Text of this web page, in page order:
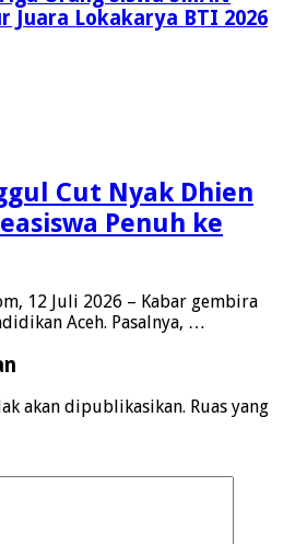
Juara Lokakarya BTI 2026
Cut Nyak Dhien
Penuh ke
12 Juli 2026 – Kabar gembira
Aceh. Pasalnya, …
akan dipublikasikan. Ruas yang